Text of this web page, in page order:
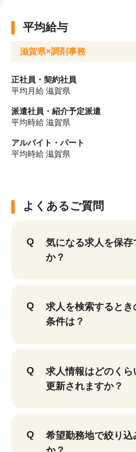
平均給与
滋賀県×調剤事務
正社員・契約社員
平均月給 滋賀県
派遣社員・紹介予定派遣
平均時給 滋賀県
アルバイト・パート
平均時給 滋賀県
よくあるご質問
気になる求人を保存
か？
求人を検索するとき
条件は？
求人情報はどのくら
更新されますか？
希望勤務地で絞り込